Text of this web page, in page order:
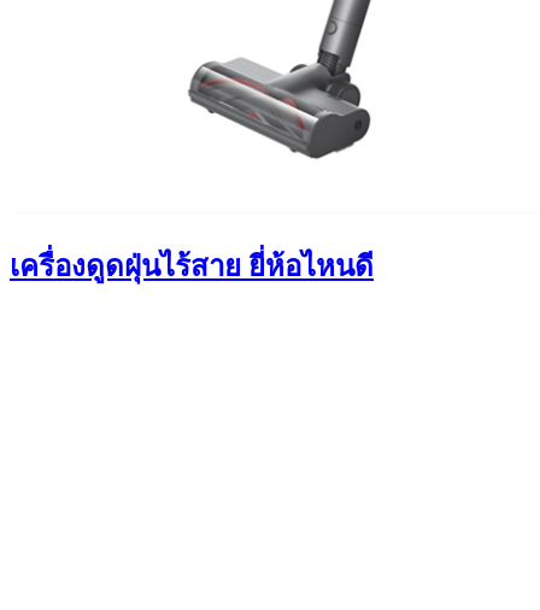
เครื่องดูดฝุ่นไร้สาย ยี่ห้อไหนดี